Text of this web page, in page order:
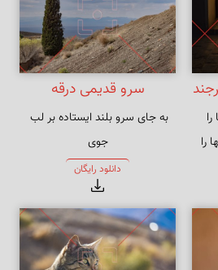
را
سرو قدیمی درقه
به جای سرو بلند ایستاده بر لب
چرا نظر نکنی یار سرو بالا را ؟
دانلود رایگان